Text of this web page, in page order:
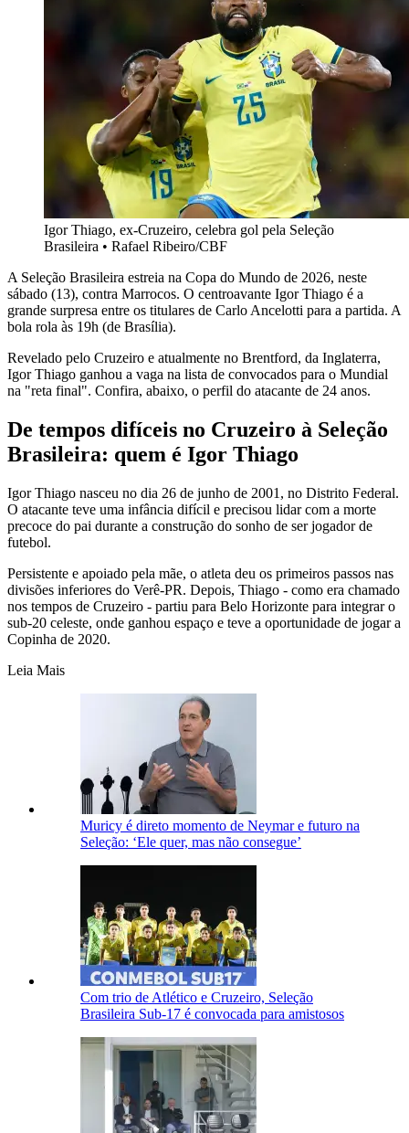
Igor Thiago, ex-Cruzeiro, celebra gol pela Seleção
Brasileira • Rafael Ribeiro/CBF
A Seleção Brasileira estreia na Copa do Mundo de 2026, neste
sábado (13), contra Marrocos. O centroavante Igor Thiago é a
grande surpresa entre os titulares de Carlo Ancelotti para a partida. A
bola rola às 19h (de Brasília).
Revelado pelo Cruzeiro e atualmente no Brentford, da Inglaterra,
Igor Thiago ganhou a vaga na lista de convocados para o Mundial
na "reta final". Confira, abaixo, o perfil do atacante de 24 anos.
De tempos difíceis no Cruzeiro à Seleção
Brasileira: quem é Igor Thiago
Igor Thiago nasceu no dia 26 de junho de 2001, no Distrito Federal.
O atacante teve uma infância difícil e precisou lidar com a morte
precoce do pai durante a construção do sonho de ser jogador de
futebol.
Persistente e apoiado pela mãe, o atleta deu os primeiros passos nas
divisões inferiores do Verê-PR. Depois, Thiago - como era chamado
nos tempos de Cruzeiro - partiu para Belo Horizonte para integrar o
sub-20 celeste, onde ganhou espaço e teve a oportunidade de jogar a
Copinha de 2020.
Leia Mais
Muricy é direto momento de Neymar e futuro na
Seleção: ‘Ele quer, mas não consegue’
Com trio de Atlético e Cruzeiro, Seleção
Brasileira Sub-17 é convocada para amistosos